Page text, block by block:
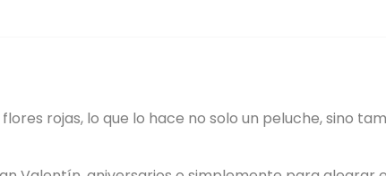
rojas, lo que lo hace no solo un peluche, sino